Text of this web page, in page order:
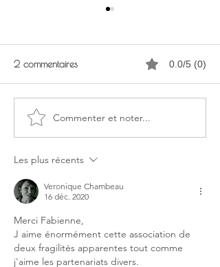
France Bleu Normandie met
en avant les artistes
2 commentaires 0.0/5 (0)
Commenter et noter...
Les plus récents
Veronique Chambeau
16 déc. 2020
Merci Fabienne,
J aime énormément cette association de
deux fragilités apparentes tout comme
j'aime les partenariats divers.